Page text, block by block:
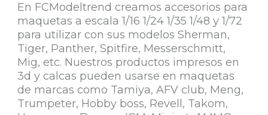
En FCModeltrend creamos accesorios para
maquetas a escala 1/16 1/24 1/35 1/48 y 1/72
para utilizar con sus modelos Sherman,
Tiger, Panther, Spitfire, Messerschmitt,
Mig, etc. Nuestros productos impresos en
3d y calcas pueden usarse en maquetas
de marcas como Tamiya, AFV club, Meng,
Trumpeter, Hobby boss, Revell, Takom,